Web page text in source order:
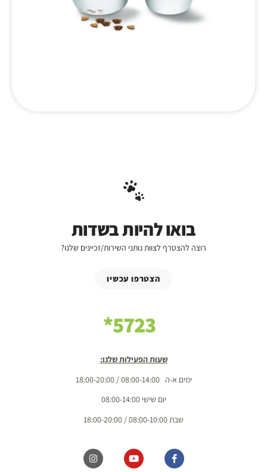
בואו להיות בשדות
רוצה להצטרף לצוות נותני השירות/זכיינים שלנו?
הצטרפו עכשיו
5723*
שעות הפעילות שלנו:
ימים א-ה 08:00-14:00 / 18:00-20:00
יום שישי 08:00-14:00
שבת 08:00-10:00 / 18:00-20:00